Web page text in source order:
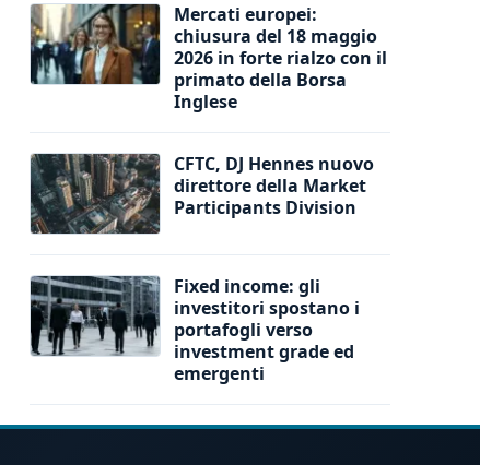
Mercati europei:
chiusura del 18 maggio
2026 in forte rialzo con il
primato della Borsa
Inglese
CFTC, DJ Hennes nuovo
direttore della Market
Participants Division
Fixed income: gli
investitori spostano i
portafogli verso
investment grade ed
emergenti